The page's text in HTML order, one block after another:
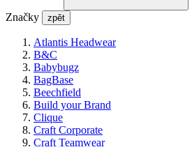
Značky zpět
Atlantis Headwear
B&C
Babybugz
BagBase
Beechfield
Build your Brand
Clique
Craft Corporate
Craft Teamwear